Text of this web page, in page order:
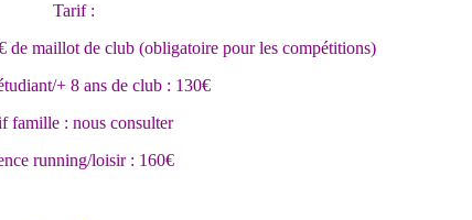
Tarif :
de maillot de club (obligatoire pour les compétitions)
+ 8 ans de club : 130€
famille : nous consulter
running/loisir : 160€